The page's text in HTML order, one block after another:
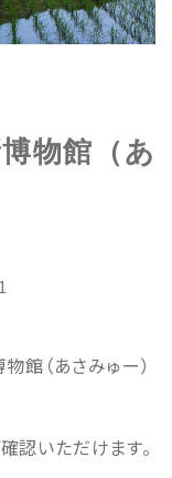
Site
Others
物館（あ
館（あさみゅー）
認いただけます。